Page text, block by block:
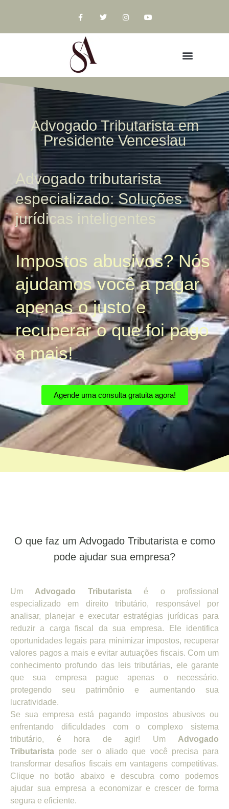
Advogado Tributarista em
Presidente Venceslau
Advogado tributarista
especializado: Soluções
jurídicas inteligentes
Impostos abusivos? Nós
ajudamos você a pagar
apenas o justo e
recuperar o que foi pago
a mais!
Agende uma consulta gratuita agora!
O que faz um Advogado Tributarista e como
pode ajudar sua empresa?
Um Advogado Tributaristaé o profissional
especializado em direito tributário, responsável por
analisar, planejar e executar estratégias jurídicas para
reduzir a carga fiscal da sua empresa. Ele identifica
oportunidades legais para minimizar impostos, recuperar
valores pagos a mais e evitar autuações fiscais. Com um
conhecimento profundo das leis tributárias, ele garante
que sua empresa pague apenas o necessário,
protegendo seu patrimônio e aumentando sua
lucratividade.
Se sua empresa está pagando impostos abusivos ou
enfrentando dificuldades com o complexo sistema
tributário, é hora de agir! Um Advogado
Tributarista pode ser o aliado que você precisa para
transformar desafios fiscais em vantagens competitivas.
Clique no botão abaixo e descubra como podemos
ajudar sua empresa a economizar e crescer de forma
segura e eficiente.